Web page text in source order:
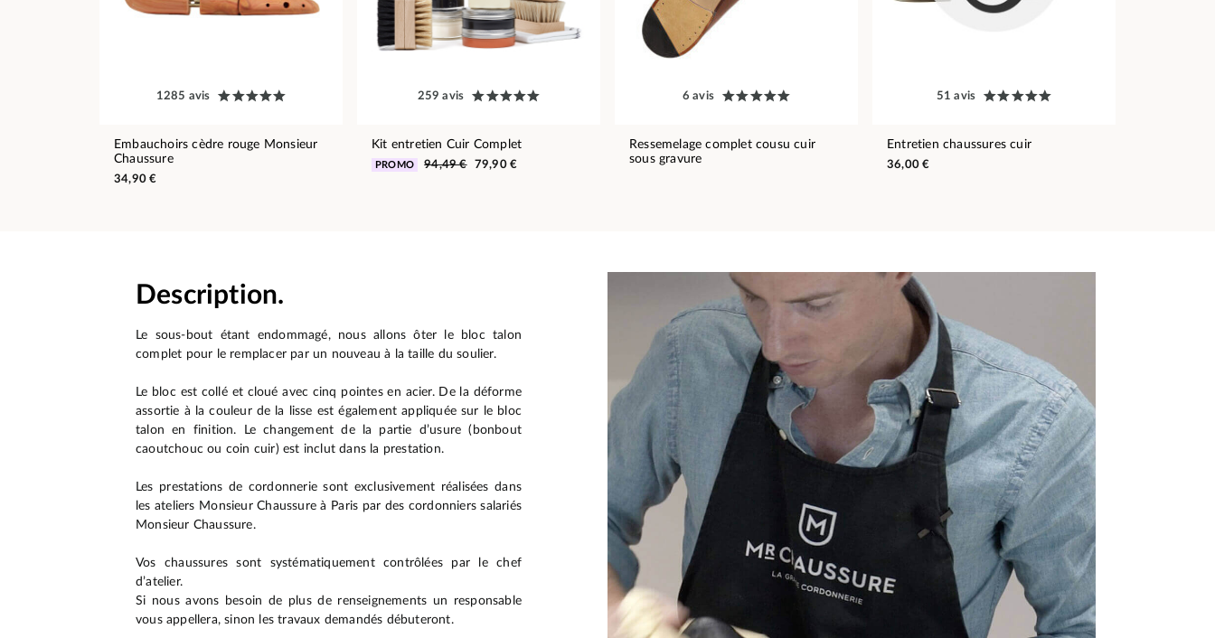
1285 avis
Embauchoirs cèdre rouge Monsieur
Chaussure
34,90 €
259 avis
Kit entretien Cuir Complet
PROMO 94,49 € 79,90 €
6 avis
Ressemelage complet cousu cuir
sous gravure
51 avis
Entretien chaussures cuir
36,00 €
Description.
Le sous-bout étant endommagé, nous allons ôter le bloc talon
complet pour le remplacer par un nouveau à la taille du soulier.
Le bloc est collé et cloué avec cinq pointes en acier. De la déforme
assortie à la couleur de la lisse est également appliquée sur le bloc
talon en finition. Le changement de la partie d’usure (bonbout
caoutchouc ou coin cuir) est inclut dans la prestation.
Les prestations de cordonnerie sont exclusivement réalisées dans
les ateliers Monsieur Chaussure à Paris par des cordonniers salariés
Monsieur Chaussure.
Vos chaussures sont systématiquement contrôlées par le chef
d’atelier.
Si nous avons besoin de plus de renseignements un responsable
vous appellera, sinon les travaux demandés débuteront.